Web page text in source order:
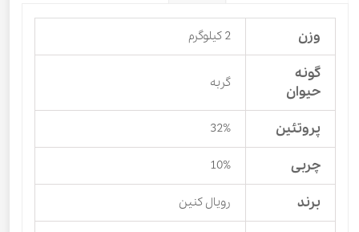
وزن 2 کیلوگرم
گونه
حیوان
گربه
پروتئین 32%
چربی 10%
برند رویال کنین